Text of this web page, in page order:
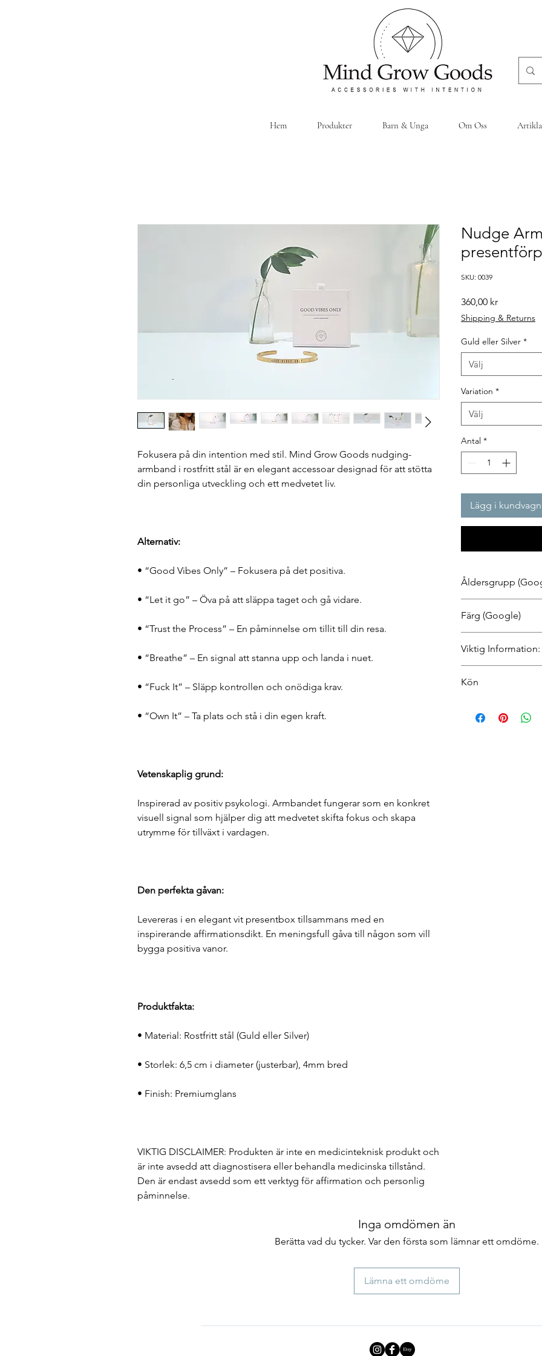
Hem Produkter Barn & Unga Om Oss
Fokusera på din intention med stil. Mind Grow Goods nudging-
armband i rostfritt stål är en elegant accessoar designad för att stötta
din personliga utveckling och ett medvetet liv.
Alternativ:
• “Good Vibes Only” – Fokusera på det positiva.
• “Let it go” – Öva på att släppa taget och gå vidare.
• “Trust the Process” – En påminnelse om tillit till din resa.
• “Breathe” – En signal att stanna upp och landa i nuet.
• “Fuck It” – Släpp kontrollen och onödiga krav.
• “Own It” – Ta plats och stå i din egen kraft.
Vetenskaplig grund:
Inspirerad av positiv psykologi. Armbandet fungerar som en konkret
visuell signal som hjälper dig att medvetet skifta fokus och skapa
utrymme för tillväxt i vardagen.
Den perfekta gåvan:
Levereras i en elegant vit presentbox tillsammans med en
inspirerande affirmationsdikt. En meningsfull gåva till någon som vill
bygga positiva vanor.
Produktfakta:
• Material: Rostfritt stål (Guld eller Silver)
• Storlek: 6,5 cm i diameter (justerbar), 4mm bred
• Finish: Premiumglans
VIKTIG DISCLAIMER: Produkten är inte en medicinteknisk produkt och
är inte avsedd att diagnostisera eller behandla medicinska tillstånd.
Den är endast avsedd som ett verktyg för affirmation och personlig
påminnelse.
Nudge
SKU: 0039
360,00 krPris
Shipping & Returns
Guld eller Silver *
Välj
Variation *
Välj
Antal *
Lägg i kundvagn
Åldersgrupp
Färg (Google)
Viktig Information:
verktyg inspirerade
självutveckling. De
Kön
Inga omdömen än
Berätta vad du tycker. Var den första som lämnar ett omdöme.
Lämna ett omdöme